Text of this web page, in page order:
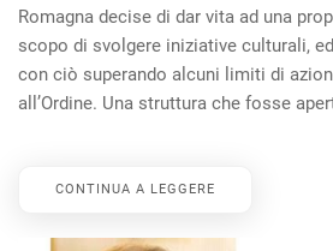
Romagna decise di dar vita ad una
scopo di svolgere iniziative culturali,
con ciò superando alcuni limiti di
all’Ordine. Una struttura che fosse
CONTINUA A LEGGERE